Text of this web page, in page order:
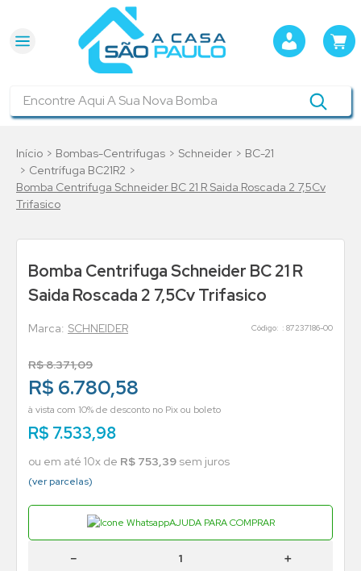
Bombas-Centrifugas Schneider
BC-21
Centrífuga BC21R2
Bomba Centrifuga Schneider BC 21 R Saida Roscada 2 7,5Cv
Trifasico
Bomba Centrifuga Schneider BC 21 R
Saida Roscada 2 7,5Cv Trifasico
SCHNEIDER : 87237186-00
R$8.371,09
R$ 6.780,58
à vista com 10% de desconto no Pix ou boleto
R$ 7.533,98
ou em até 10x de R$ 753,39 sem juros
(ver parcelas)
AJUDA PARA COMPRAR
＋
－